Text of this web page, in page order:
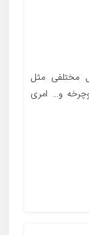
مختلفی مثل
و… امری